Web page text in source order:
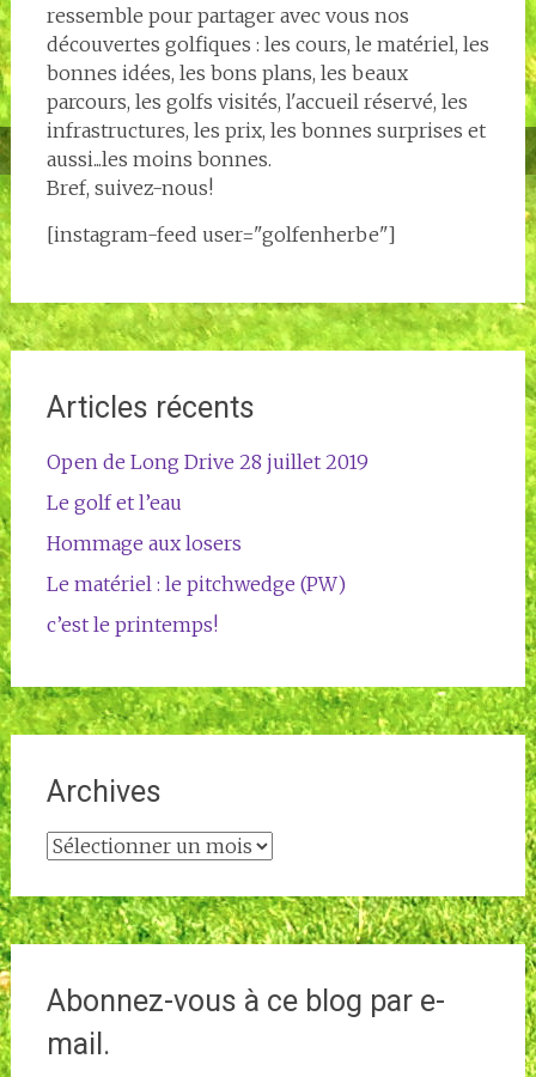
ressemble pour partager avec vous nos
découvertes golfiques : les cours, le matériel, les
bonnes idées, les bons plans, les beaux
parcours, les golfs visités, l'accueil réservé, les
infrastructures, les prix, les bonnes surprises et
aussi...les moins bonnes.
Bref, suivez-nous!
[instagram-feed user="golfenherbe"]
Articles récents
Open de Long Drive 28 juillet 2019
Le golf et l’eau
Hommage aux losers
Le matériel : le pitchwedge (PW)
c’est le printemps!
Archives
Archives
Abonnez-vous à ce blog par e-
mail.